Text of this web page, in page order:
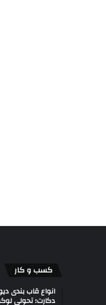
کسب و کار
انواع قاب بندی
دکارت؛ تحولی